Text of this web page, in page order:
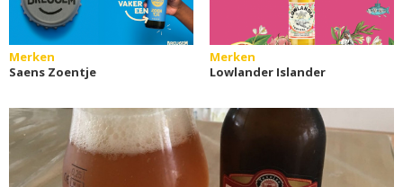
Merken
Saens Zoentje
Merken
Lowlander Islander